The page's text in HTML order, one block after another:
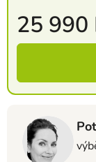
25
Měrná cena: